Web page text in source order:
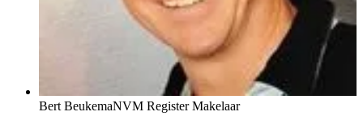
Bert BeukemaNVM Register Makelaar